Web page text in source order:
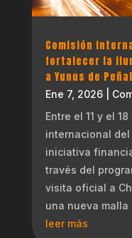
Comisión
fortalecer la
a Yunus de
Ene 7, 2026|
Entre el 11 y el
internacional del
iniciativa
través del
visita oficial a
una nueva malla
leer más